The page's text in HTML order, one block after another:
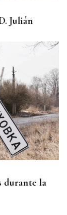
Julián
durante la